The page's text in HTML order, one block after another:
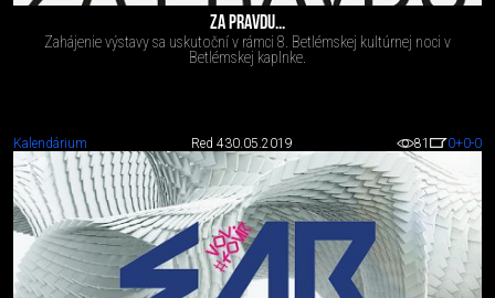
ZA PRAVDU...
Zahájenie výstavy sa uskutoční v rámci 8. Betlémskej kultúrnej noci v
Betlémskej kaplnke.
Kalendárium Red 430.05.2019 81 0+0-0